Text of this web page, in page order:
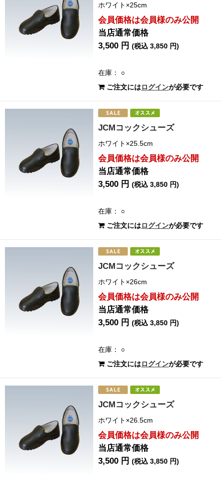
ホワイト×25cm
会員価格は会員様のみ公開
当店通常価格
3,500 円(税込 3,850 円)
在庫： ○
ご注文にはログインが必要です
JCMコックシューズ
ホワイト×25.5cm
会員価格は会員様のみ公開
当店通常価格
3,500 円(税込 3,850 円)
在庫： ○
ご注文にはログインが必要です
JCMコックシューズ
ホワイト×26cm
会員価格は会員様のみ公開
当店通常価格
3,500 円(税込 3,850 円)
在庫： ○
ご注文にはログインが必要です
JCMコックシューズ
ホワイト×26.5cm
会員価格は会員様のみ公開
当店通常価格
3,500 円(税込 3,850 円)